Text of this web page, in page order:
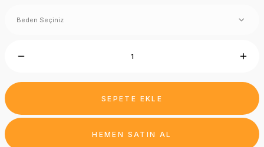
SEPETE EKLE
HEMEN SATIN AL